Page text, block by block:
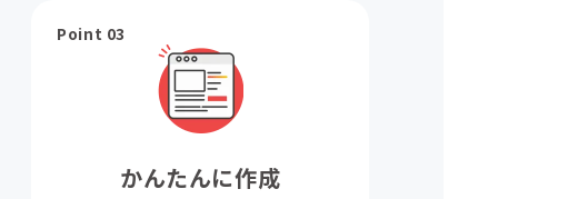
Point 03
かんたんに作成